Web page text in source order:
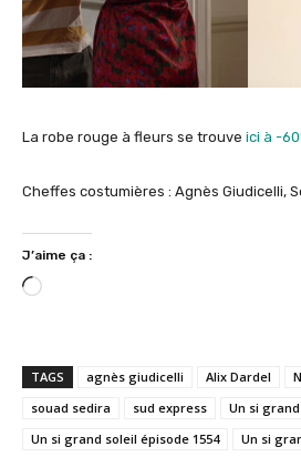
La robe rouge à fleurs se trouve ici à -
Cheffes costumières : Agnès Giudicelli,
J’aime ça :
C
r
g
e
m
TAGS agnès giudicelli Alix Dardel
souad sedira
sud express
Un si
Un si grand soleil épisode 1554
Un si